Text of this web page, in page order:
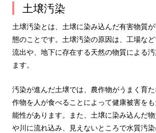
土壌汚染
土壌汚染とは、土壌に染み込んだ有害物質
態のことです。土壌汚染の原因は、工場な
流出や、地下に存在する天然の物質による
ます。
汚染が進んだ土壌では、農作物がうまく育
作物を人が食べることによって健康被害を
能性があります。また、土壌に染み込んだ
や川に流れ込み、見えないところで水質汚